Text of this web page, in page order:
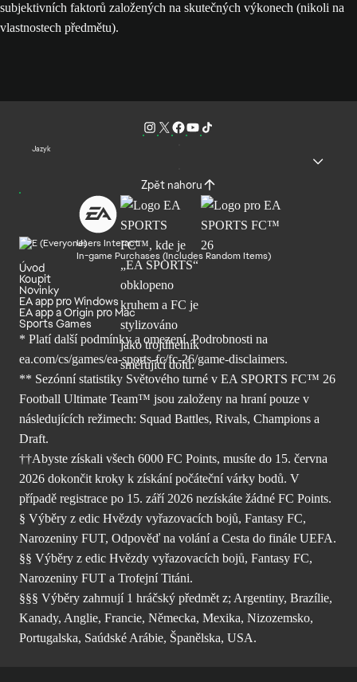
subjektivních faktorů založených na skutečných výkonech (nikoli na
vlastnostech předmětu).
Jazyk
Zpět nahoru
Users Interact
In-game Purchases (Includes Random Items)
Úvod
Koupit
Novinky
EA app pro Windows
EA app a Origin pro Mac
Sports Games
* Platí další podmínky a omezení. Podrobnosti na
ea.com/cs/games/ea-sports-fc/fc-26/game-disclaimers.
** Sezónní statistiky Světového turné v EA SPORTS FC™ 26
Football Ultimate Team™ jsou založeny na hraní pouze v
následujících režimech: Squad Battles, Rivals, Champions a
Draft.
††Abyste získali všech 6000 FC Points, musíte do 15. června
2026 dokončit kroky k získání počáteční várky bodů. V
případě registrace po 15. září 2026 nezískáte žádné FC Points.
§ Výběry z edic Hvězdy vyřazovacích bojů, Fantasy FC,
Narozeniny FUT, Odpověď na volání a Cesta do finále UEFA.
§§ Výběry z edic Hvězdy vyřazovacích bojů, Fantasy FC,
Narozeniny FUT a Trofejní Titáni.
§§§ Výběry zahrnují 1 hráčský předmět z; Argentiny, Brazílie,
Kanady, Anglie, Francie, Německa, Mexika, Nizozemsko,
Portugalska, Saúdské Arábie, Španělska, USA.